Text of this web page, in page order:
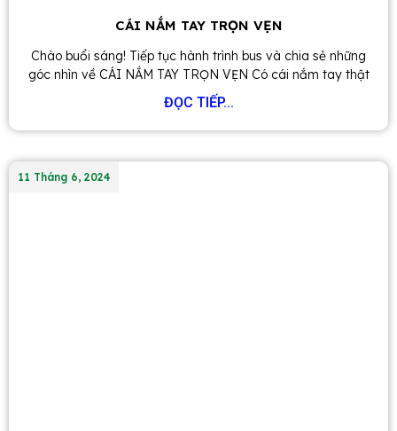
CÁI NẮM TAY TRỌN VẸN
Chào buổi sáng! Tiếp tục hành trình bus và chia sẻ những
góc nhìn về CÁI NẮM TAY TRỌN VẸN Có cái nắm tay thật
ĐỌC TIẾP...
11 Tháng 6, 2024